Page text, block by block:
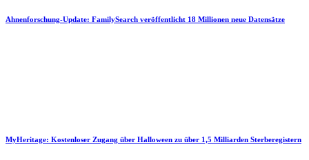
Ahnenforschung-Update: FamilySearch veröffentlicht 18 Millionen neue Datensätze
MyHeritage: Kostenloser Zugang über Halloween zu über 1,5 Milliarden Sterberegistern